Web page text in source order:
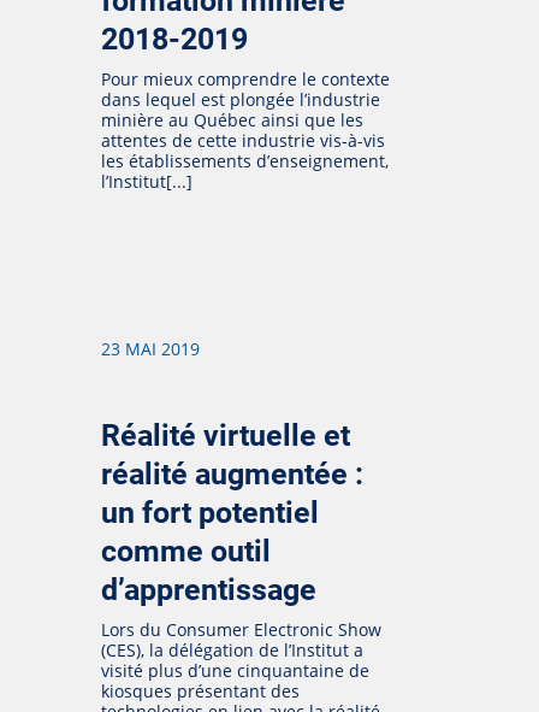
2018-2019
Pour mieux comprendre le contexte
dans lequel est plongée l’industrie
minière au Québec ainsi que les
attentes de cette industrie vis-à-vis
les établissements d’enseignement,
l’Institut[...]
23 MAI 2019
Réalité virtuelle et
réalité augmentée :
un fort potentiel
comme outil
d’apprentissage
Lors du Consumer Electronic Show
(CES), la délégation de l’Institut a
visité plus d’une cinquantaine de
kiosques présentant des